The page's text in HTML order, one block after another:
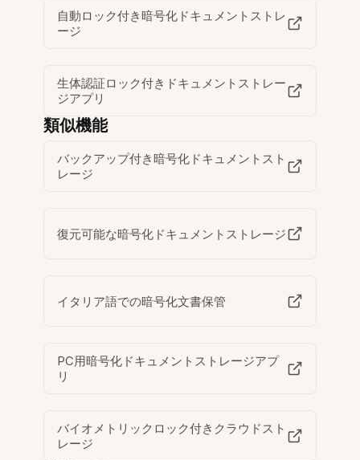
自動ロック付き暗号化ドキュメントストレ
ージ
生体認証ロック付きドキュメントストレー
ジアプリ
類似機能
バックアップ付き暗号化ドキュメントスト
レージ
復元可能な暗号化ドキュメントストレージ
イタリア語での暗号化文書保管
PC用暗号化ドキュメントストレージアプ
リ
バイオメトリックロック付きクラウドスト
レージ